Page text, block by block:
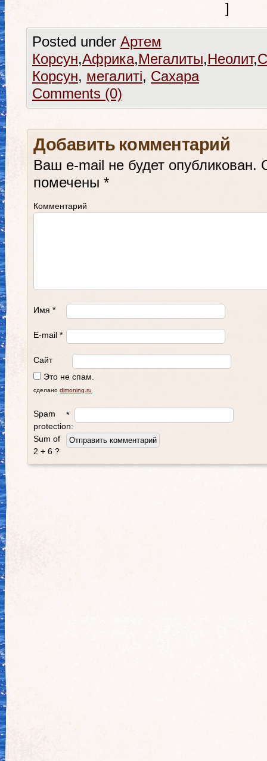
]
Posted under Артем
Корсун,Африка,Мегалиты,Неолит,
Корсун, мегалиті, Сахара
Comments (0)
Добавить комментарий
Ваш e-mail не будет опубликован.
помечены *
Комментарий
Имя *
E-mail *
Сайт
Это не спам.
сделано dimoning.ru
Spam
protection:
Sum of
2 + 6 ?
*